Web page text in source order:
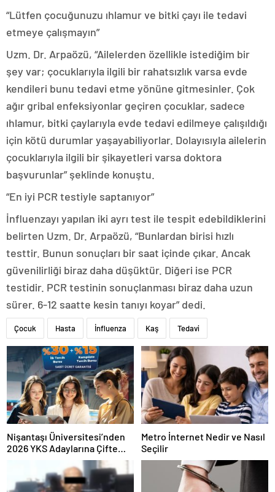
“Lütfen çocuğunuzu ıhlamur ve bitki çayı ile tedavi
etmeye çalışmayın”
Uzm. Dr. Arpaözü, “Ailelerden özellikle istediğim bir
şey var; çocuklarıyla ilgili bir rahatsızlık varsa evde
kendileri bunu tedavi etme yönüne gitmesinler. Çok
ağır gribal enfeksiyonlar geçiren çocuklar, sadece
ıhlamur, bitki çaylarıyla evde tedavi edilmeye çalışıldığı
için kötü durumlar yaşayabiliyorlar. Dolayısıyla ailelerin
çocuklarıyla ilgili bir şikayetleri varsa doktora
başvurunlar” şeklinde konuştu.
“En iyi PCR testiyle saptanıyor”
İnfluenzayı yapılan iki ayrı test ile tespit edebildiklerini
belirten Uzm. Dr. Arpaözü, “Bunlardan birisi hızlı
testtir. Bunun sonuçları bir saat içinde çıkar. Ancak
güvenilirliği biraz daha düşüktür. Diğeri ise PCR
testidir. PCR testinin sonuçlanması biraz daha uzun
sürer. 6-12 saatte kesin tanıyı koyar” dedi.
Çocuk Hasta İnfluenza Kaş Tedavi
Nişantaşı Üniversitesi’nden
2026 YKS Adaylarına Çifte
Güvence: Sabit Ücret ve
Kesintisiz Burs
Metro İnternet Nedir ve Nasıl
Seçilir